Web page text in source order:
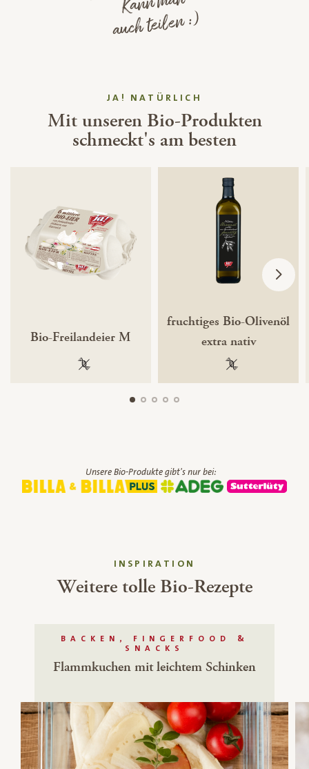
auch teilen :)
JA! NATÜRLICH
Mit unseren Bio-Produkten
schmeckt's am besten
Bio-Freilandeier M
100 % gentechnikfrei
fruchtiges Bio-Olivenöl
extra nativ
100 %
Unsere Bio-Produkte gibt's nur bei:
INSPIRATION
Weitere tolle Bio-Rezepte
BACKEN, FINGERFOOD &
SNACKS
Flammkuchen mit leichtem Schinken